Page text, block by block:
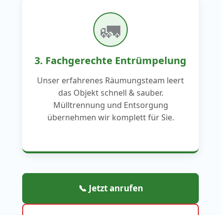
🚛
3. Fachgerechte Entrümpelung
Unser erfahrenes Räumungsteam leert
das Objekt schnell & sauber.
Mülltrennung und Entsorgung
übernehmen wir komplett für Sie.
📞 Jetzt anrufen